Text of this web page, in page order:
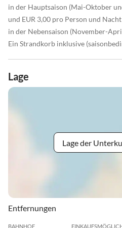
in der Hauptsaison (Mai-Oktober
und EUR 3,00 pro Person und Nacht
in der Nebensaison (November-
Ein Strandkorb inklusive
Lage
Lage der
Entfernungen
BAHNHOF